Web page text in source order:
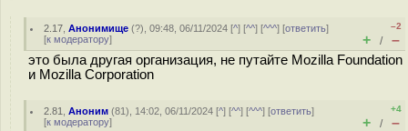
2.17 ,Анонимище (?), 09:48, 06/11/2024 [^] [^^] [^^^] [ответить]
[к модератору]
–2
+ / –
это была другая организация, не путайте Mozilla Foundation
и Mozilla Corporation
2.81 ,Аноним (81), 14:02, 06/11/2024 [^] [^^] [^^^] [ответить]
[к модератору]
+4
+ / –